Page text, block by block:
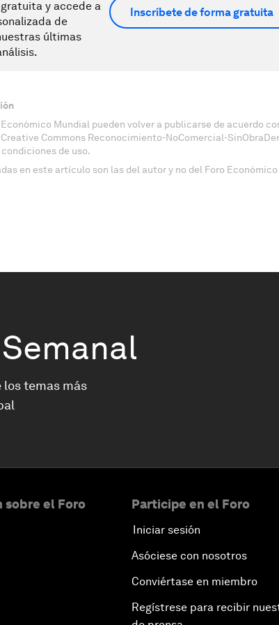
y accede a
de
últimas
Inscríbete de forma gratuita
Mundial pueden volver a publicarse de acuerdo
Commons Reconocimiento-NoComercial-
de uso.
en este artículo son las del autor y no del Foro
Semanal
temas más
sobre el Foro Participe en el Foro
Iniciar sesión
Asóciese con nosotros
Conviértase en miembro
Regístrese para recibir